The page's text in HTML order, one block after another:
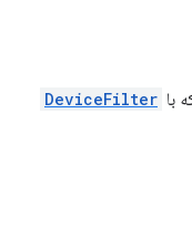
با DeviceFilter